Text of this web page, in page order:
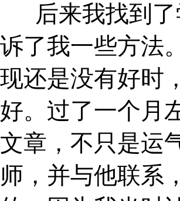
后来我找到
诉了我一些方法
现还是没有好时
好。过了一个月
文章，不只是运
师，并与他联系